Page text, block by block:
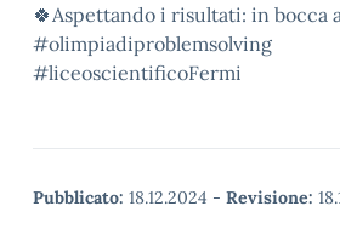
🍀Aspettando i risultati: in bocca
#olimpiadiproblemsolving
#liceoscientificoFermi
Pubblicato: 18.12.2024 - Revisione: